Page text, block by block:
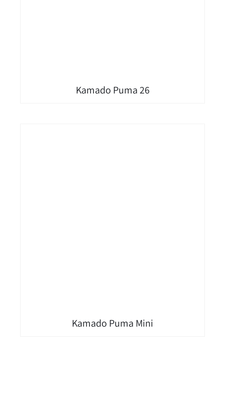
Kamado Puma 26
Kamado Puma Mini